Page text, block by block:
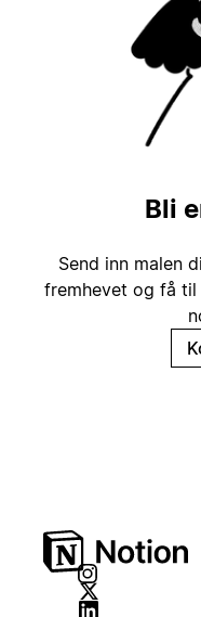
Bli
Send inn malen
fremhevet og få